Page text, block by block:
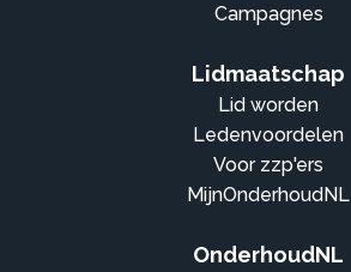
Campagnes
Lidmaatschap
Lid worden
Ledenvoordelen
Voor zzp'ers
MijnOnderhoudNL
OnderhoudNL